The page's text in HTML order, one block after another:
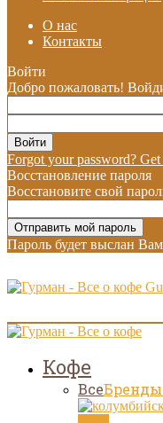
О нас
Контакты
Войти
Добро пожаловать!
Forgot your password?
Восстановление пароля
Восстановите свой
Пароль будет выслан
Кофе
ВсеБренды